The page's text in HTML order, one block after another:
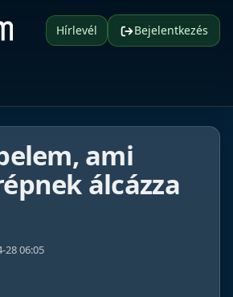
Hírlevél Bejelentkezés
ami
álcázza
28 06:05